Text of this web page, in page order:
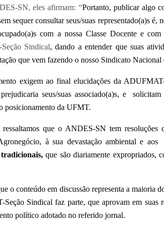
SN, eles afirmam: “Portanto, publicar algo
sequer consultar seus/suas representado(a)s
com a nossa Classe Docente e
Seção Sindical, dando a entender que suas
que vem fazendo o nosso Sindicato
exigem ao final elucidações da
seus/suas associado(a)s, e
posicionamento da UFMT.
que o ANDES-SN tem resoluções
à sua devastação ambiental e aos
tradicionais,que são diariamente expropriados,
o conteúdo em discussão representa a maioria
Sindical faz parte, que aprovam em suas
político adotado no referido jornal.